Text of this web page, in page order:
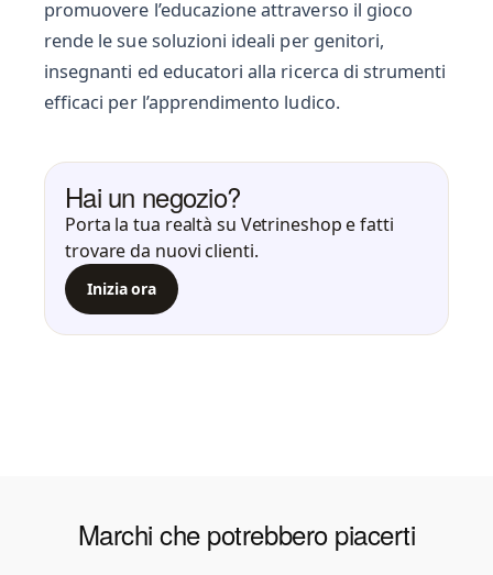
promuovere l’educazione attraverso il gioco
rende le sue soluzioni ideali per genitori,
insegnanti ed educatori alla ricerca di strumenti
efficaci per l’apprendimento ludico.
Hai un negozio?
Porta la tua realtà su Vetrineshop e fatti
trovare da nuovi clienti.
Inizia ora
Marchi che potrebbero piacerti